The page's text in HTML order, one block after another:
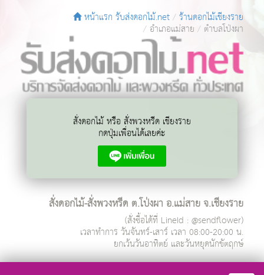
หน้าแรก รับส่งดอกไม้.net ร้านดอกไม้เชียงราย
อำเภอแม่สาย ตำบลโป่งผา
สั่งดอกไม้ หรือ สั่งพวงหรีด เชียงราย
กดปุ่มเพื่อนได้เลยค่ะ
สั่งดอกไม้-สั่งพวงหรีด ต.โป่งผา อ.แม่สาย จ.เชียงราย
(สั่งซื้อได้ที่ LineId : @sendflower)
เวลาทำการ วันจันทร์-เสาร์ เวลา 08:00-20:00 น.
ยกเว้นวันอาทิตย์ และวันหยุดนักขัตฤกษ์